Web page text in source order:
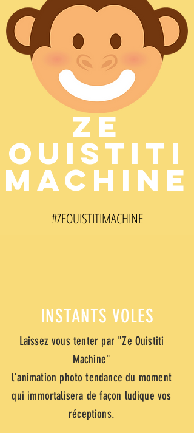
ZE
OUISTITI
MACHINE
#ZEOUISTITIMACHINE
INSTANTS VOLES
Laissez vous tenter par "Ze Ouistiti
Machine"
l'animation photo tendance du moment
qui immortalisera de façon ludiquevos
réceptions.